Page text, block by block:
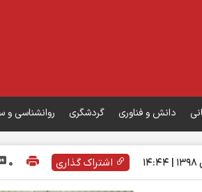
دانش و فناوری گردشگری روانشناسی و
اشتراک گذاری 0